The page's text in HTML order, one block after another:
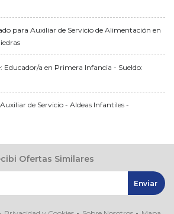
para Auxiliar de Servicio de Alimentación en
Educador/a en Primera Infancia - Sueldo:
de Servicio - Aldeas Infantiles -
Ofertas Similares